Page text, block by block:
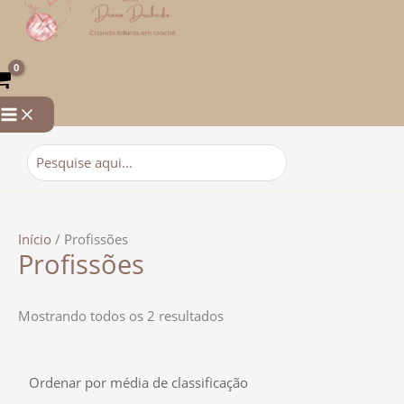
conteúdo
Procurar:
Início / Profissões
Profissões
Mostrando todos os 2 resultados